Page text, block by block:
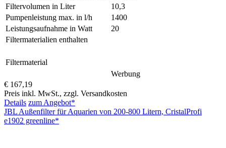
Filtervolumen in Liter
10,3
Pumpenleistung max. in l/h
1400
Leistungsaufnahme in Watt
20
Filtermaterialien enthalten
Filtermaterial
Werbung
€ 167,19
Preis inkl. MwSt., zzgl. Versandkosten
Details zum Angebot*
JBL Außenfilter für Aquarien von 200-800 Litern, CristalProfi
e1902 greenline*